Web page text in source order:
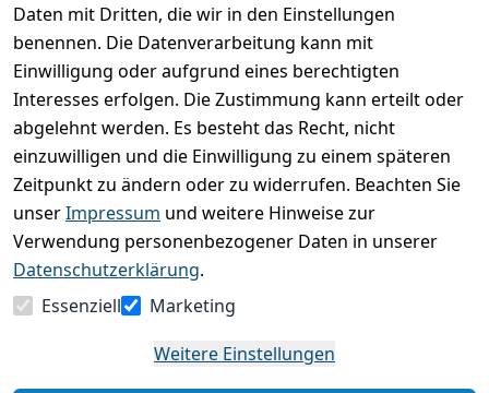
Durchschnittliche Bewertung
0
Basierend auf 0 Bewertung(en)
Bewertung abgeben
5
( 0 )
4
( 0 )
3
( 0 )
2
( 0 )
1
Artikel abgegeben
Daten mit Dritten, die wir in den Einstellungen
benennen. Die Datenverarbeitung kann mit
Einwilligung oder aufgrund eines berechtigten
Interesses erfolgen. Die Zustimmung kann erteilt oder
abgelehnt werden. Es besteht das Recht, nicht
einzuwilligen und die Einwilligung zu einem späteren
Zeitpunkt zu ändern oder zu widerrufen. Beachten Sie
unserImpressum und weitere Hinweise zur
Verwendung personenbezogener Daten in unserer
Datenschutzerklärung.
Essenziell
Marketing
Weitere Einstellungen